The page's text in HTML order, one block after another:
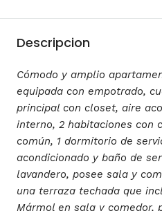
Descripcion
Cómodo y amplio
equipada con empotrado,
principal con closet, aire
interno, 2 habitaciones con
común, 1 dormitorio de
acondicionado y baño de
lavandero, posee sala y
una terraza techada que
Mármol en sala y comedor,